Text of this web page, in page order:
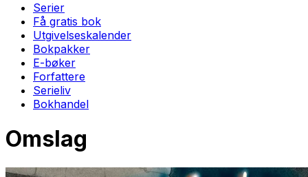
Serier
Få gratis bok
Utgivelseskalender
Bokpakker
E-bøker
Forfattere
Serieliv
Bokhandel
Omslag